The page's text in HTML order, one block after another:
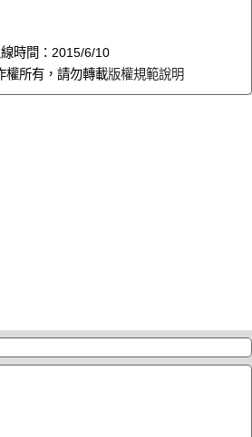
線時間：2015/6/10
權所有，請勿轉載版權規範說明